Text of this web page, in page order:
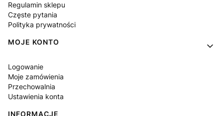
Regulamin sklepu
Częste pytania
Polityka prywatności
MOJE KONTO
Logowanie
Moje zamówienia
Przechowalnia
Ustawienia konta
INFORMACJE